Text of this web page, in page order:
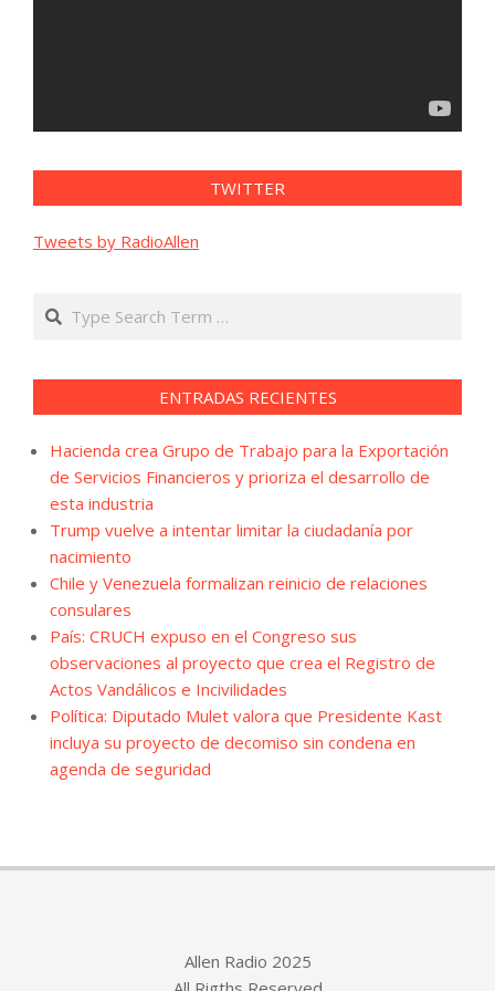
TWITTER
Tweets by RadioAllen
Search
ENTRADAS RECIENTES
Hacienda crea Grupo de Trabajo para la Exportación
de Servicios Financieros y prioriza el desarrollo de
esta industria
Trump vuelve a intentar limitar la ciudadanía por
nacimiento
Chile y Venezuela formalizan reinicio de relaciones
consulares
País: CRUCH expuso en el Congreso sus
observaciones al proyecto que crea el Registro de
Actos Vandálicos e Incivilidades
Política: Diputado Mulet valora que Presidente Kast
incluya su proyecto de decomiso sin condena en
agenda de seguridad
Allen Radio 2025